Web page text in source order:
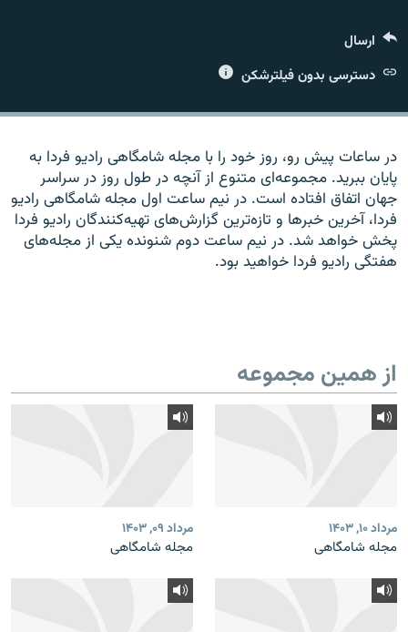
زبان‌های دیگر
ارسال
دسترسی بدون فیلترشکن
در ساعات پیش رو، روز خود را با مجله شامگاهی رادیو فردا به
پایان ببرید. مجموعه‌ای متنوع از آنچه در طول روز در سراسر
جهان اتفاق افتاده است. در نیم ساعت اول مجله شامگاهی رادیو
فردا، آخرین خبرها و تازه‌ترین گزارش‌های تهیه‌کنندگان رادیو فردا
پخش خواهد شد. در نیم ساعت دوم شنونده یکی از مجله‌های
هفتگی رادیو فردا خواهید بود.
از همین مجموعه
مرداد ۱۰, ۱۴۰۳
مجله شامگاهی
مرداد ۰۹, ۱۴۰۳
مجله شامگاهی